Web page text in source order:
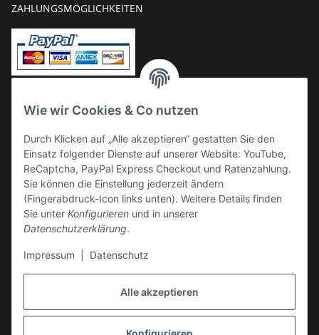
Alle akzeptieren
Wie wir Cookies & Co nutzen
Durch Klicken auf „Alle akzeptieren“ gestatten Sie den
Einsatz folgender Dienste auf unserer Website: YouTube,
ReCaptcha, PayPal Express Checkout und Ratenzahlung.
Sie können die Einstellung jederzeit ändern
(Fingerabdruck-Icon links unten). Weitere Details finden
Sie unter Konfigurieren und in unserer
Datenschutzerklärung.
Impressum Datenschutz
ZAHLUNGSMÖGLICHKEITEN
Überweisung
Kauf auf Rechnung
VERSAND